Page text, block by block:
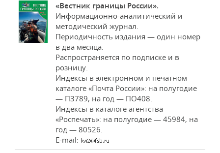
«Вестник границы России».
Информационно-аналитический и
методический журнал.
Периодичность издания — один номер
в два месяца.
Распространяется по подписке и в
розницу.
Индексы в электронном и печатном
каталоге «Почта России»: на полугодие
— П3789, на год — ПО408.
Индексы в каталоге агентства
«Роспечать»: на полугодие — 45984, на
год — 80526.
E-mail: